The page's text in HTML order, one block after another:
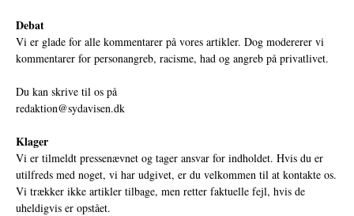
Debat
Vi er glade for alle kommentarer på vores artikler. Dog modererer vi
kommentarer for personangreb, racisme, had og angreb på privatlivet.
Du kan skrive til os på
redaktion@sydavisen.dk
Klager
Vi er tilmeldt pressenævnet og tager ansvar for indholdet. Hvis du er
utilfreds med noget, vi har udgivet, er du velkommen til at kontakte os.
Vi trækker ikke artikler tilbage, men retter faktuelle fejl, hvis de
uheldigvis er opstået.